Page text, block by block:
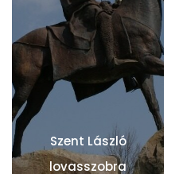
Szent László
lovasszobra